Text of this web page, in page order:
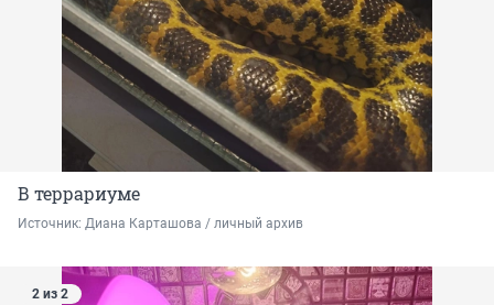
В террариуме
Источник: Диана Карташова / личный архив
2 из 2